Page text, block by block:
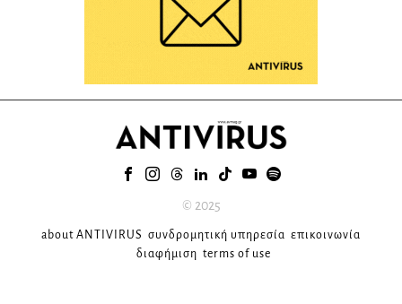
© 2025
about ANTIVIRUS συνδρομητική υπηρεσία επικοινωνία
διαφήμιση terms of use